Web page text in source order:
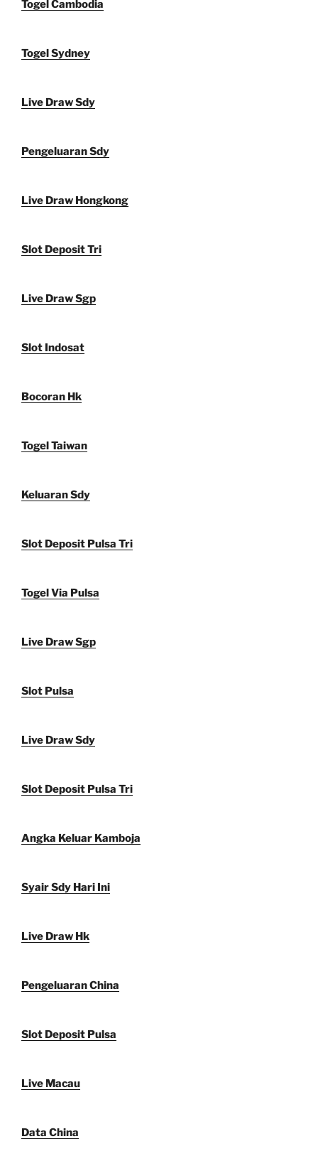
Togel Cambodia
Togel Sydney
Live Draw Sdy
Pengeluaran Sdy
Live Draw Hongkong
Slot Deposit Tri
Live Draw Sgp
Slot Indosat
Bocoran Hk
Togel Taiwan
Keluaran Sdy
Slot Deposit Pulsa Tri
Togel Via Pulsa
Live Draw Sgp
Slot Pulsa
Live Draw Sdy
Slot Deposit Pulsa Tri
Angka Keluar Kamboja
Syair Sdy Hari Ini
Live Draw Hk
Pengeluaran China
Slot Deposit Pulsa
Live Macau
Data China